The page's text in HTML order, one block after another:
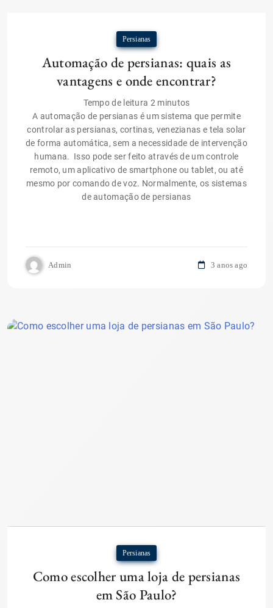
Persianas
Automação de persianas: quais as
vantagens e onde encontrar?
Tempo de leitura 2 minutos
A automação de persianas é um sistema que permite
controlar as persianas, cortinas, venezianas e tela solar
de forma automática, sem a necessidade de intervenção
humana. Isso pode ser feito através de um controle
remoto, um aplicativo de smartphone ou tablet, ou até
mesmo por comando de voz. Normalmente, os sistemas
de automação de persianas
Admin 3 anos ago
Persianas
Como escolher uma loja de persianas
em São Paulo?